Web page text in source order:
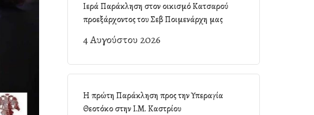
Ιερά Παράκληση στον οικισμό Κατσαρού
προεξάρχοντος του Σεβ Ποιμενάρχη μας
4 Αυγούστου 2026
Η πρώτη Παράκληση προς την Υπεραγία
Θεοτόκο στην Ι.Μ. Καστρίου